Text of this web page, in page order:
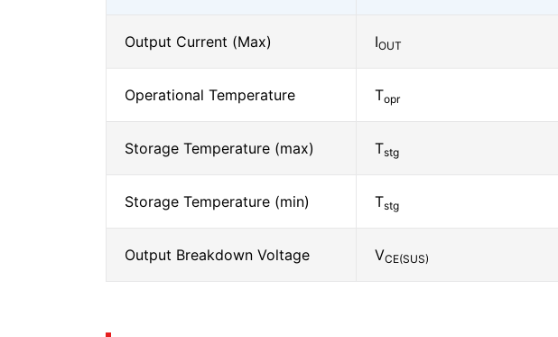
Output Current (Max) IOUT
Operational Temperature Topr
Storage Temperature (max) Tstg
Storage Temperature (min) Tstg
Output Breakdown Voltage VCE(SUS)